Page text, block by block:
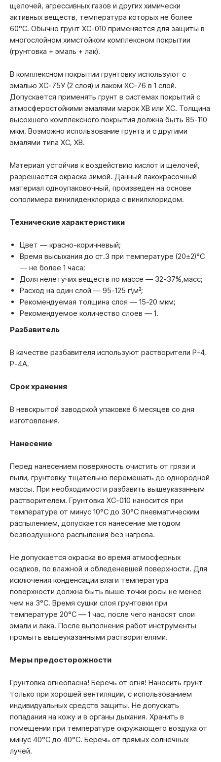
щелочей, агрессивных газов и других химически
активных веществ, температура которых не более
60°С. Обычно грунт ХС-010 применяется для защиты в
многослойном химстойком комплексном покрытии
(грунтовка + эмаль + лак).
В комплексном покрытии грунтовку используют с
эмалью ХС-75У (2 слоя) и лаком ХС-76 в 1 слой.
Допускается применять грунт в системах покрытий с
атмосферостойкими эмалями марок ХВ или ХС. Толщина
высохшего комплексного покрытия должна быть 85-110
мкм. Возможно использование грунта и с другими
эмалями типа ХС, ХВ.
Материал устойчив к воздействию кислот и щелочей,
разрешается окраска зимой. Данный лакокрасочный
материал одноупаковочный, произведен на основе
сополимера винилиденхлорида с винилхлоридом.
Технические характеристики
Цвет — красно-коричневый;
Время высыхания до ст.3 при температуре (20±2)°С
— не более 1 часа;
Доля нелетучих веществ по массе — 32-37%,масс;
Расход на один слой — 95-125 г\м²;
Рекомендуемая толщина слоя — 15-20 мкм;
Рекомендуемое количество слоев — 1.
Разбавитель
В качестве разбавителя используют растворители Р-4,
Р-4А.
Срок хранения
В невскрытой заводской упаковке 6 месяцев со дня
изготовления.
Нанесение
Перед нанесением поверхность очистить от грязи и
пыли, грунтовку тщательно перемешать до однородной
массы. При необходимости разбавить вышеуказанным
растворителем. Грунтовка ХС-010 наносится при
температуре от минус 10°С до 30°С пневматическим
распылением, допускается нанесение методом
безвоздушного распыления без нагрева.
Не допускается окраска во время атмосферных
осадков, по влажной и обледеневшей поверхности. Для
исключения конденсации влаги температура
поверхности должна быть выше точки росы не менее
чем на 3°С. Время сушки слоя грунтовки при
температуре 20°С — 1 час, после чего наносят слои
эмали и лака. После выполнения работ инструменты
промыть вышеуказанными растворителями.
Меры предосторожности
Грунтовка огнеопасна! Беречь от огня! Наносить грунт
только при хорошей вентиляции, с использованием
индивидуальных средств защиты. Не допускать
попадания на кожу и в органы дыхания. Хранить в
помещении при температуре окружающего воздуха от
минус 40°С до 40°С. Беречь от прямых солнечных
лучей.